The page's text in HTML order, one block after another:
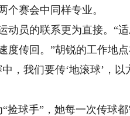
个赛会中同样专业。
员的联系更为直接。“适
度传回。”胡锐的工作地
，我们要传‘地滚球’，以
球手”，她每一次传球都